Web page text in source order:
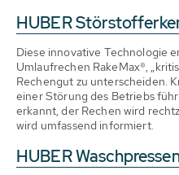
HUBER
Diese innovative Technologie
Umlaufrechen RakeMax®,
Rechengut zu unterscheiden.
einer Störung des Betriebs
erkannt, der Rechen wird
wird umfassend informiert.
HUBER